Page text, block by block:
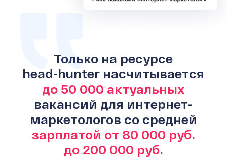
Только на ресурсе
head-hunter насчитывается
до 50 000 актуальных
вакансий для интернет-
маркетологов со средней
зарплатой от 80 000 руб.
до 200 000 руб.